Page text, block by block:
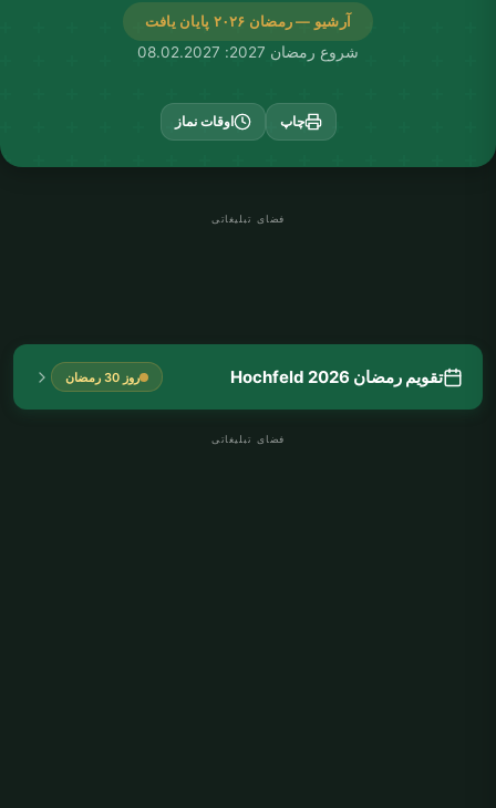
آرشیو — رمضان ۲۰۲۶ پایان یافت
شروع رمضان 2027: 08.02.2027
چاپ اوقات نماز
فضای تبلیغاتی
تقویم رمضان Hochfeld 2026 روز 30 رمضان
فضای تبلیغاتی